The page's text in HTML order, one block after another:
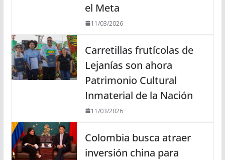
el Meta
11/03/2026
Carretillas frutícolas de
Lejanías son ahora
Patrimonio Cultural
Inmaterial de la Nación
11/03/2026
Colombia busca atraer
inversión china para